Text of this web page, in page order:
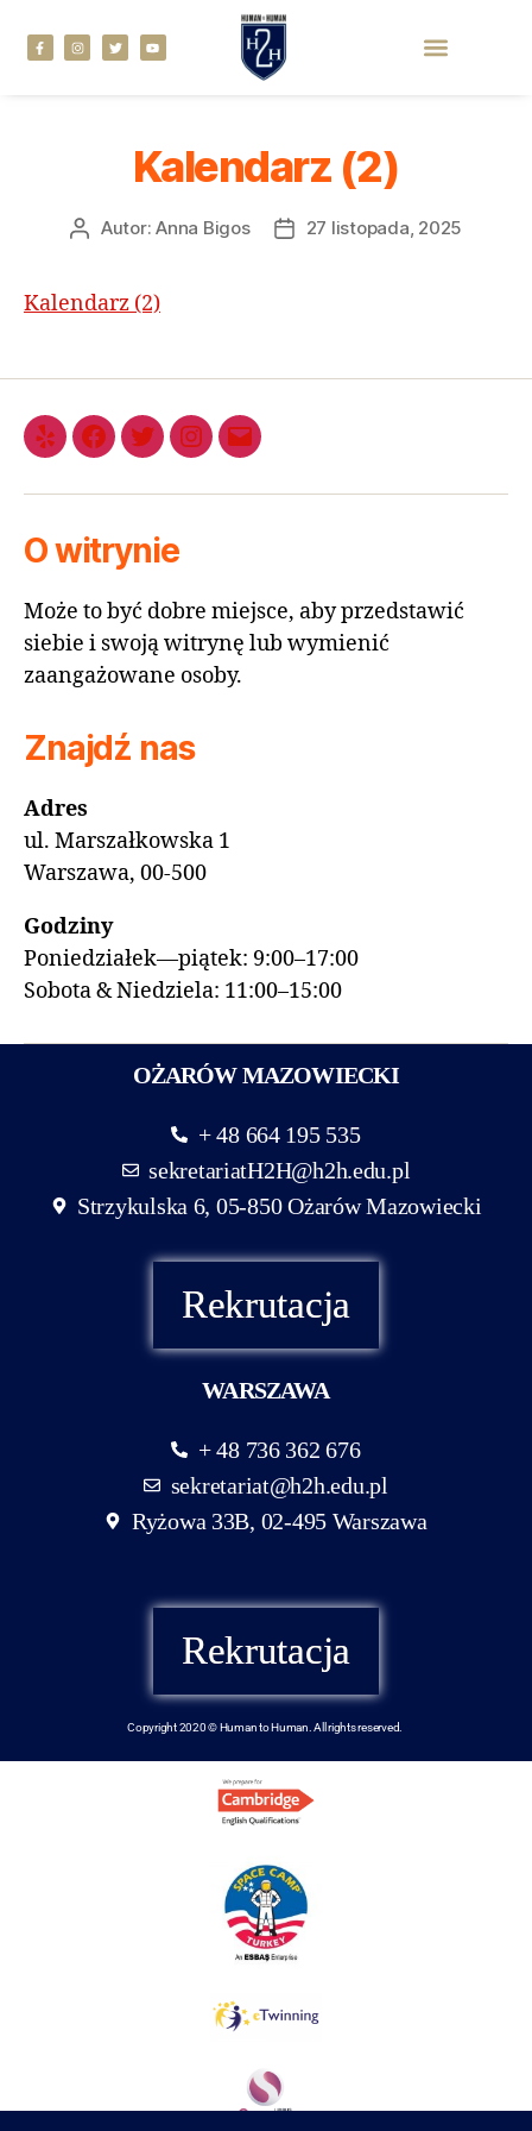
Kalendarz (2)
Autor:Anna Bigos 27 listopada, 2025
Kalendarz (2)
O witrynie
Może to być dobre miejsce, aby przedstawić
siebie i swoją witrynę lub wymienić
zaangażowane osoby.
Znajdź nas
Adres
ul. Marszałkowska 1
Warszawa, 00-500
Godziny
Poniedziałek—piątek: 9:00–17:00
Sobota & Niedziela: 11:00–15:00
OŻARÓW MAZOWIECKI
+ 48 664 195 535
sekretariatH2H@h2h.edu.pl
Strzykulska 6, 05-850 Ożarów Mazowiecki
Rekrutacja
WARSZAWA
+ 48 736 362 676
sekretariat@h2h.edu.pl
Ryżowa 33B, 02-495 Warszawa
Rekrutacja
Copyright 2020 © Human to Human. All rights reserved.